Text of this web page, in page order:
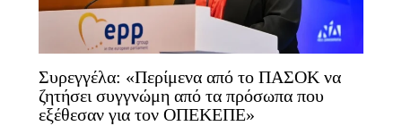
Συρεγγέλα: «Περίμενα από το ΠΑΣΟΚ να
ζητήσει συγγνώμη από τα πρόσωπα που
εξέθεσαν για τον ΟΠΕΚΕΠΕ»